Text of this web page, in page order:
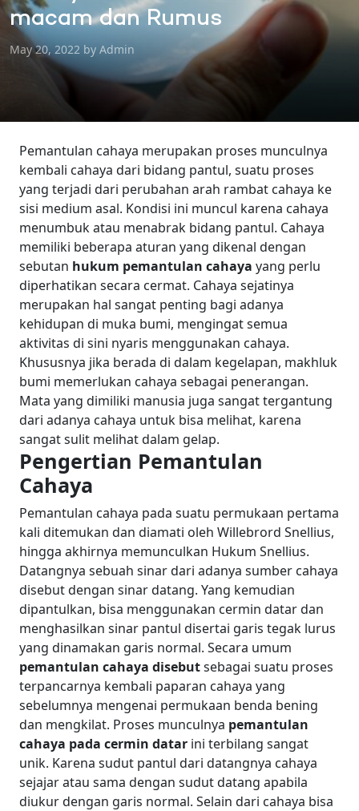
macam dan Rumus
May 20, 2022 by Admin
Pemantulan cahaya merupakan proses munculnya
kembali cahaya dari bidang pantul, suatu proses
yang terjadi dari perubahan arah rambat cahaya ke
sisi medium asal. Kondisi ini muncul karena cahaya
menumbuk atau menabrak bidang pantul. Cahaya
memiliki beberapa aturan yang dikenal dengan
sebutan hukum pemantulan cahaya yang perlu
diperhatikan secara cermat. Cahaya sejatinya
merupakan hal sangat penting bagi adanya
kehidupan di muka bumi, mengingat semua
aktivitas di sini nyaris menggunakan cahaya.
Khususnya jika berada di dalam kegelapan, makhluk
bumi memerlukan cahaya sebagai penerangan.
Mata yang dimiliki manusia juga sangat tergantung
dari adanya cahaya untuk bisa melihat, karena
sangat sulit melihat dalam gelap.
Pengertian Pemantulan
Cahaya
Pemantulan cahaya pada suatu permukaan pertama
kali ditemukan dan diamati oleh Willebrord Snellius,
hingga akhirnya memunculkan Hukum Snellius.
Datangnya sebuah sinar dari adanya sumber cahaya
disebut dengan sinar datang. Yang kemudian
dipantulkan, bisa menggunakan cermin datar dan
menghasilkan sinar pantul disertai garis tegak lurus
yang dinamakan garis normal. Secara umum
pemantulan cahaya disebutsebagai suatu proses
terpancarnya kembali paparan cahaya yang
sebelumnya mengenai permukaan benda bening
dan mengkilat. Proses munculnya pemantulan
cahaya pada cermin datar ini terbilang sangat
unik. Karena sudut pantul dari datangnya cahaya
sejajar atau sama dengan sudut datang apabila
diukur dengan garis normal. Selain dari cahaya bisa